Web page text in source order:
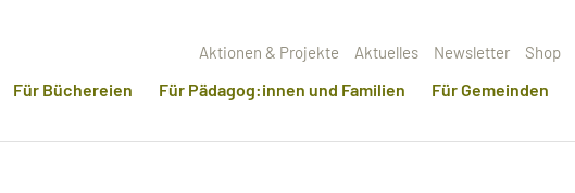
Aktionen & Projekte Aktuelles Newsletter Shop
Für Büchereien Für Pädagog:innen und Familien Für Gemeinden